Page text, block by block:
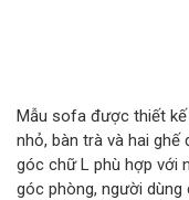
Mẫu sofa được thiết kế
nhỏ, bàn trà và hai
góc chữ L phù hợp với
góc phòng, người